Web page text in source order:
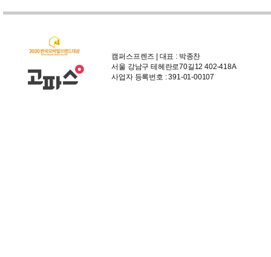
캠퍼스프렌즈 | 대표 : 박종찬
서울 강남구 테헤란로70길12 402-418A
사업자 등록번호 : 391-01-00107